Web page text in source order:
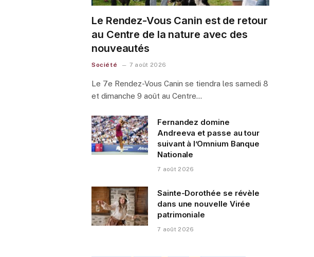
Le Rendez-Vous Canin est de retour
au Centre de la nature avec des
nouveautés
Société 7 août 2026
Le 7e Rendez-Vous Canin se tiendra les samedi 8
et dimanche 9 août au Centre…
Fernandez domine
Andreeva et passe au tour
suivant à l’Omnium Banque
Nationale
7 août 2026
Sainte-Dorothée se révèle
dans une nouvelle Virée
patrimoniale
7 août 2026